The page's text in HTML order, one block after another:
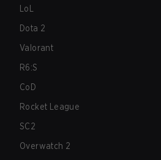
LoL
Dota 2
Valorant
R6:S
CoD
Rocket League
SC2
Overwatch 2